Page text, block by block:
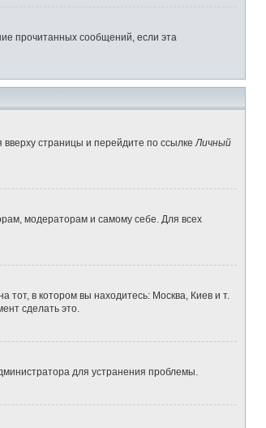
прочитанных сообщений, если эта
страницы и перейдите по ссылке Личный
модераторам и самому себе. Для всех
тот, в котором вы находитесь: Москва, Киев и т.
сделать это.
для устранения проблемы.